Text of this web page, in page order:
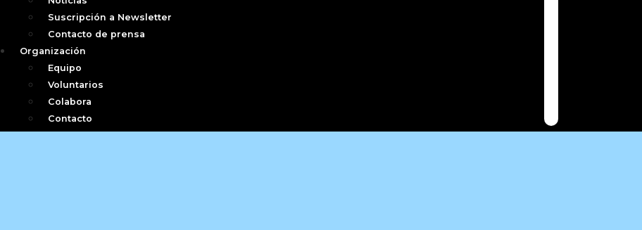
Suscripción a Newsletter
Contacto de prensa
Organización
Equipo
Voluntarios
Colabora
Contacto